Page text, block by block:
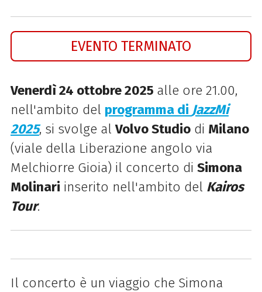
EVENTO TERMINATO
Venerdì 24 ottobre 2025 alle ore 21.00,
nell'ambito del programma di JazzMi
2025, si svolge alVolvo Studiodi Milano
(viale della Liberazione angolo via
Melchiorre Gioia) il concerto di Simona
Molinari inserito nell'ambito del Kairos
Tour.
Il concerto è un viaggio che Simona